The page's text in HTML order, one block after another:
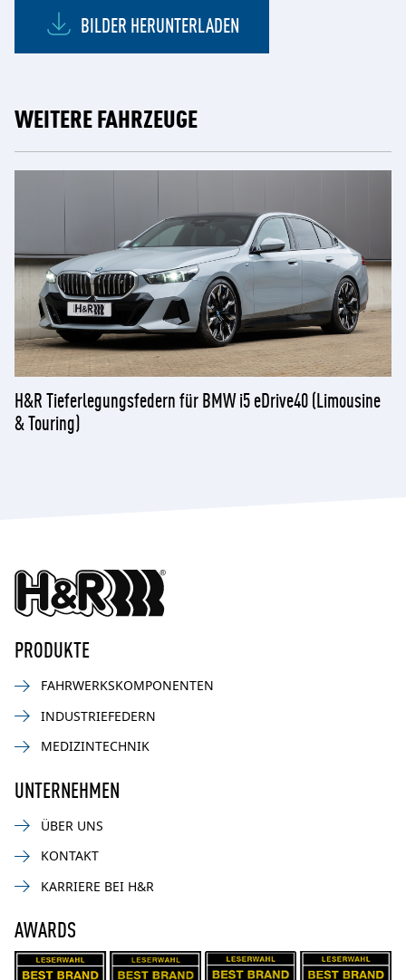
BILDER HERUNTERLADEN
WEITERE FAHRZEUGE
H&R Tieferlegungsfedern für BMW i5 eDrive40 (Limousine
& Touring)
PRODUKTE
FAHRWERKSKOMPONENTEN
INDUSTRIEFEDERN
MEDIZINTECHNIK
UNTERNEHMEN
ÜBER UNS
KONTAKT
KARRIERE BEI H&R
AWARDS